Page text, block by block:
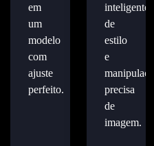
em
um
modelo
com
ajuste
perfeito.
inteligente
de
estilo
e
manipulação
precisa
de
imagem.